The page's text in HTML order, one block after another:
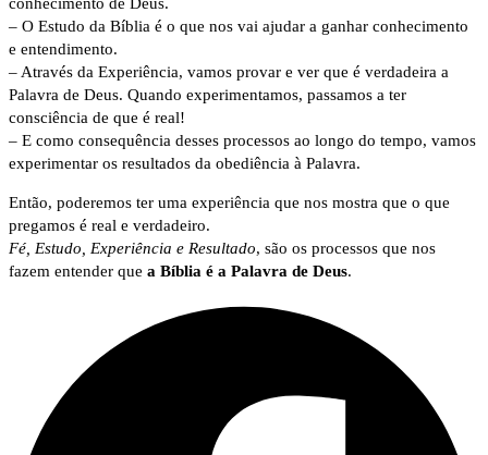
– O Estudo da Bíblia é o que nos vai ajudar a ganhar conhecimento
e entendimento.
– Através da Experiência, vamos provar e ver que é verdadeira a
Palavra de Deus. Quando experimentamos, passamos a ter
consciência de que é real!
– E como consequência desses processos ao longo do tempo, vamos
experimentar os resultados da obediência à Palavra.
Então, poderemos ter uma experiência que nos mostra que o que
pregamos é real e verdadeiro.
Fé, Estudo, Experiência e Resultado, são os processos que nos
fazem entender que a Bíblia é a Palavra de Deus.